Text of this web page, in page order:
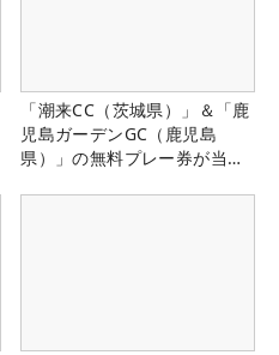
「潮来CC（茨城県）」＆「鹿
児島ガーデンGC（鹿児島
県）」の無料プレー券が当た